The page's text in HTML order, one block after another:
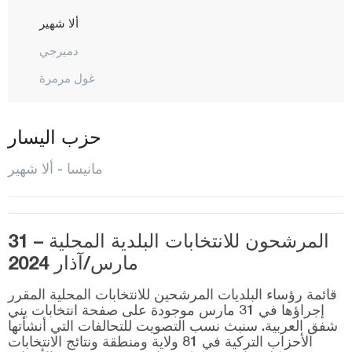
ألا شهير
دميرجي
غول مرمرة
كيريك أغاج
كوبري باشي
صالحلي
ساريغول
ساروهانلي
شيهزاديلار
سيليدني
حزب اليسار
مانيسا - ألا شهير
المرشحون للانتخابات البلدية المحلية – 31
مارس/آذار 2024
قائمة رؤساء البلديات المرشحين للانتخابات المحلية المقرر
إجراؤها في 31 مارس موجودة على صفحة انتخابات يني
شفق العربية. سنبث نسب التصويت للتحالفات التي أنشأتها
الأحزاب التركية في 81 ولاية ومنطقة ونتائج الانتخابات